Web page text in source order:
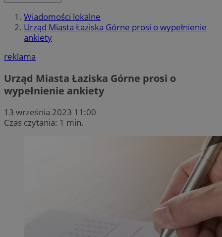
Wiadomości lokalne
Urząd Miasta Łaziska Górne prosi o wypełnienie
ankiety
reklama
Urząd Miasta Łaziska Górne prosi o
wypełnienie ankiety
13 września 2023 11:00
Czas czytania: 1 min.